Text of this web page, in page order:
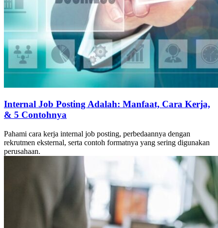
Internal Job Posting Adalah: Manfaat, Cara Kerja,
& 5 Contohnya
Pahami cara kerja internal job posting, perbedaannya dengan
rekrutmen eksternal, serta contoh formatnya yang sering digunakan
perusahaan.